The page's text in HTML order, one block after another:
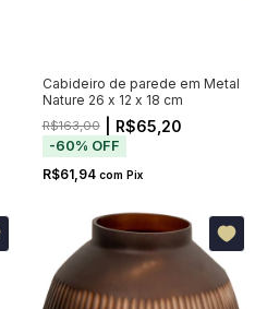
Cabideiro de parede em Metal
Nature 26 x 12 x 18 cm
R$163,00| R$65,20
-60% OFF
R$61,94 com Pix